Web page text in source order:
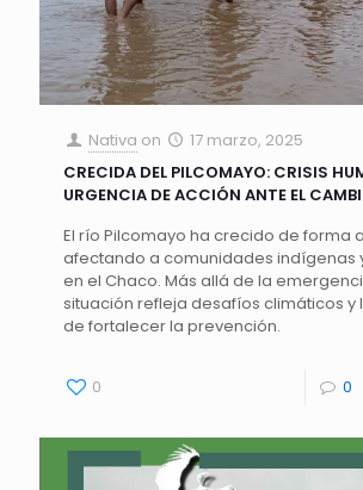
Nativa on
17 marzo, 2025
CRECIDA DEL PILCOMAYO: CRISIS
URGENCIA DE ACCIÓN ANTE EL
El río Pilcomayo ha crecido de forma
afectando a comunidades indígenas
en el Chaco. Más allá de la
situación refleja desafíos climáticos y
de fortalecer la prevención.
0 0